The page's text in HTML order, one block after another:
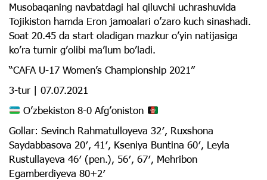
Musobaqaning navbatdagi hal qiluvchi uchrashuvida
Tojikiston hamda Eron jamoalari o’zaro kuch sinashadi.
Soat 20.45 da start oladigan mazkur o’yin natijasiga
ko’ra turnir g’olibi ma’lum bo’ladi.
“CAFA U-17 Women’s Championship 2021”
3-tur | 07.07.2021
O’zbekiston 8-0 Afg’oniston
Gollar: Sevinch Rahmatulloyeva 32′, Ruxshona
Saydabbasova 20′, 41′, Kseniya Buntina 60′, Leyla
Rustullayeva 46′ (pen.), 56′, 67′, Mehribon
Egamberdiyeva 80+2′